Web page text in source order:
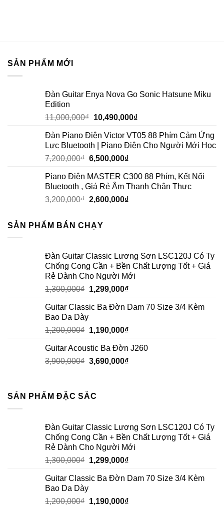
SẢN PHẨM MỚI
Đàn Guitar Enya Nova Go Sonic Hatsune Miku
Edition
11,000,000₫ 10,490,000₫
Đàn Piano Điện Victor VT05 88 Phím Cảm Ứng
Lực Bluetooth | Piano Điện Cho Người Mới Học
7,200,000₫ 6,500,000₫
Piano Điện MASTER C300 88 Phím, Kết Nối
Bluetooth , Giá Rẻ Âm Thanh Chân Thực
3,200,000₫ 2,600,000₫
SẢN PHẨM BÁN CHẠY
Đàn Guitar Classic Lương Sơn LSC120J Có Ty
Chống Cong Cần + Bền Chất Lượng Tốt + Giá
Rẻ Dành Cho Người Mới
1,300,000₫ 1,299,000₫
Guitar Classic Ba Đờn Dam 70 Size 3/4 Kèm
Bao Da Dày
1,200,000₫ 1,190,000₫
Guitar Acoustic Ba Đờn J260
3,900,000₫ 3,690,000₫
SẢN PHẨM ĐẶC SẮC
Đàn Guitar Classic Lương Sơn LSC120J Có Ty
Chống Cong Cần + Bền Chất Lượng Tốt + Giá
Rẻ Dành Cho Người Mới
1,300,000₫ 1,299,000₫
Guitar Classic Ba Đờn Dam 70 Size 3/4 Kèm
Bao Da Dày
1,200,000₫ 1,190,000₫